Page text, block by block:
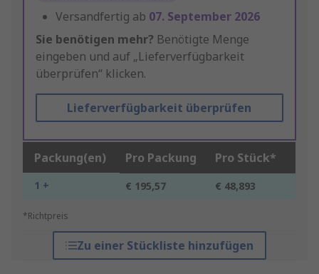
Versandfertig ab 07. September 2026
Sie benötigen mehr? Benötigte Menge
eingeben und auf „Lieferverfügbarkeit
überprüfen“ klicken.
Lieferverfügbarkeit überprüfen
Packung(en) Pro Packung Pro Stück*
1 + € 195,57 € 48,893
*Richtpreis
Zu einer Stückliste hinzufügen